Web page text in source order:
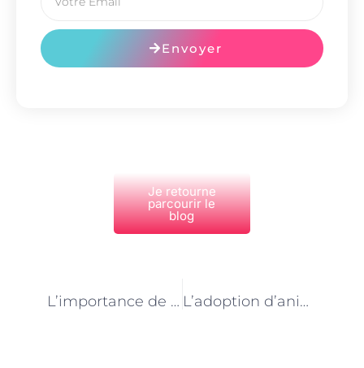
Envoyer
Je retourne
parcourir le
blog
L’importance de la coordination entre les refuges animaliers de Paris : la mission du Responsable L’adoption d’animaux seniors: le soutien du Responsable de refuge animalier à Paris